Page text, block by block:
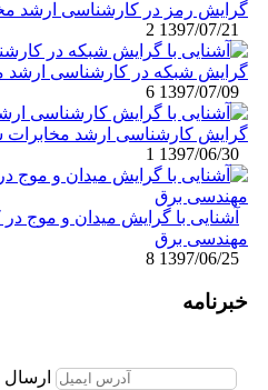
گرایش رمز در کارشناسی ارشد
1397/07/21
2
گرایش شبکه در کارشناسی ارشد
1397/07/09
6
گرایش کارشناسی ارشد مخابرات
1397/06/30
1
آشنایی با گرایش میدان و موج
مهندسی برق
1397/06/25
8
خبرنامه
ارسال